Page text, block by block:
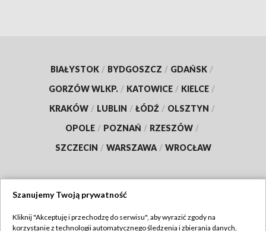
BIAŁYSTOK / BYDGOSZCZ / GDAŃSK /
GORZÓW WLKP. / KATOWICE / KIELCE /
KRAKÓW / LUBLIN / ŁÓDŹ / OLSZTYN /
OPOLE / POZNAŃ / RZESZÓW /
SZCZECIN / WARSZAWA / WROCŁAW
Szanujemy Twoją prywatność
Kliknij "Akceptuję i przechodzę do serwisu", aby wyrazić zgody na
korzystanie z technologii automatycznego śledzenia i zbierania danych,